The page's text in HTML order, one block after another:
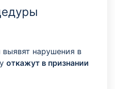
нарушения в
откажут в признании